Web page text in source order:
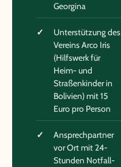
Georgina
Unterstützung des
Vereins Arco Iris
(Hilfswerk für
Heim- und
Straßenkinder in
Bolivien) mit 15
Euro pro Person
Ansprechpartner
vor Ort mit 24-
Stunden Notfall-